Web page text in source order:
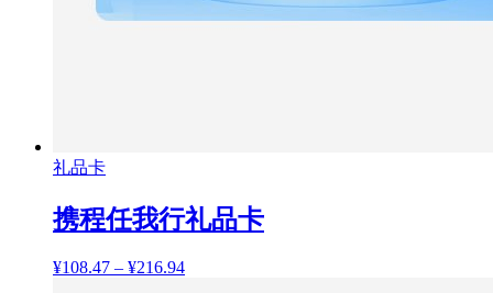
礼品卡
携程任我行礼品卡
¥108.47 – ¥216.94